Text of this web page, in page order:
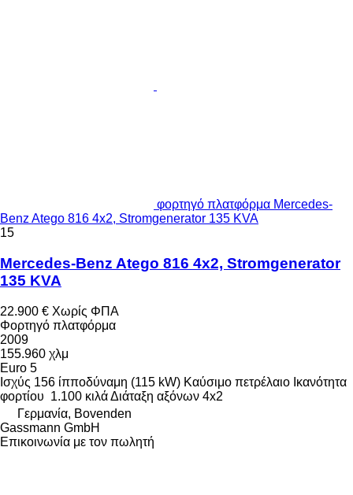
φορτηγό πλατφόρμα Mercedes-
Benz Atego 816 4x2, Stromgenerator 135 KVA
15
Mercedes-Benz Atego 816 4x2, Stromgenerator
135 KVA
22.900 € Χωρίς ΦΠΑ
Φορτηγό πλατφόρμα
2009
155.960 χλμ
Euro 5
Ισχύς 156 ίπποδύναμη (115 kW) Καύσιμο πετρέλαιο Ικανότητα
φορτίου 1.100 κιλάΔιάταξη αξόνων 4x2
Γερμανία, Bovenden
Gassmann GmbH
Επικοινωνία με τον πωλητή